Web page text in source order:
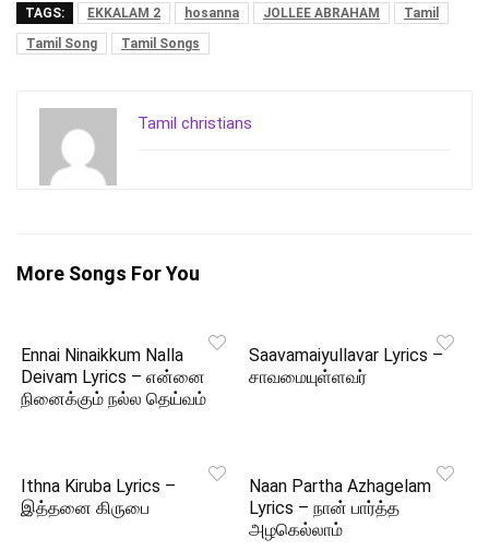
TAGS: EKKALAM 2 hosanna JOLLEE ABRAHAM
Tamil
Tamil Song
Tamil Songs
Tamil christians
More Songs For You
Ennai Ninaikkum Nalla
Deivam Lyrics – என்னை
நினைக்கும் நல்ல தெய்வம்
Saavamaiyullavar Lyrics –
சாவமையுள்ளவர்
Ithna Kiruba Lyrics –
இத்தனை கிருபை
Naan Partha Azhagelam
Lyrics – நான் பார்த்த
அழகெல்லாம்